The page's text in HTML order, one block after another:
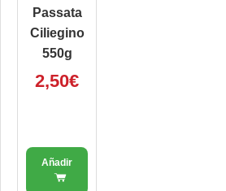
Passata
Ciliegino
550g
2,50€